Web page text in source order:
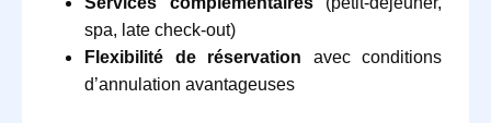
spa, late check-out)
Flexibilité de réservation avec conditions
d’annulation avantageuses